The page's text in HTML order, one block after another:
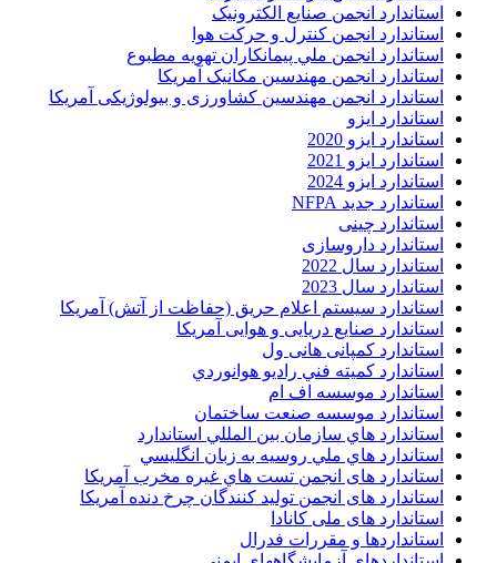
استاندارد انجمن صنايع الکترونيک
استاندارد انجمن کنترل و حرکت هوا
استاندارد انجمن ملي پيمانکاران تهويه مطبوع
استاندارد انجمن مهندسين مکانيک آمريکا
استاندارد انجمن مهندسین کشاورزی و بیولوژیکی آمریکا
استاندارد ایزو
استاندارد ایزو 2020
استاندارد ایزو 2021
استاندارد ایزو 2024
استاندارد جدید NFPA
استاندارد چینی
استاندارد داروسازی
استاندارد سال 2022
استاندارد سال 2023
استاندارد سیستم اعلام حریق (حفاظت از آتش) آمریکا
استاندارد صنایع دریایی و هوایی آمریکا
استاندارد کمپانی هانی ول
استاندارد کميته فني راديو هوانوردي
استاندارد موسسه اف ام
استاندارد موسسه صنعت ساختمان
استاندارد هاي سازمان بين المللي استاندارد
استاندارد هاي ملي روسيه به زبان انگليسي
استاندارد های انجمن تست هاي غيره مخرب آمريکا
استاندارد های انجمن توليد کنندگان چرخ دنده آمريکا
استاندارد های ملی کانادا
استانداردها و مقررات فدرال